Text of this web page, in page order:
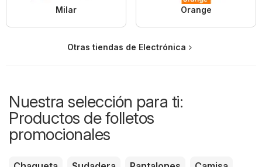
Milar Orange
Otras tiendas de Electrónica
Nuestra selección para ti:
Productos de folletos
promocionales